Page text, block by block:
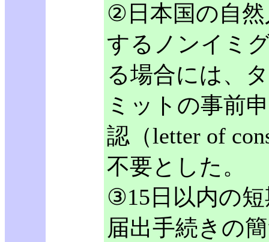
②日本国の自
するノンイミ
る場合には、
ミットの事前
認（letter of
不要とした。
③15日以内の
届出手続きの